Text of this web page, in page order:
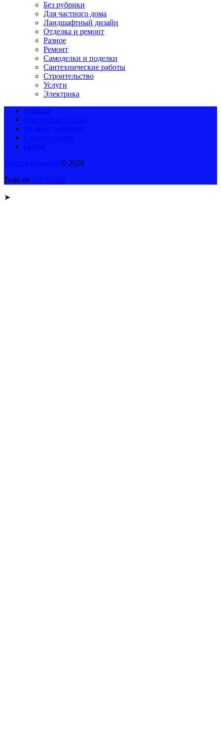
Без рубрики
Для частного дома
Ландшафтный дизайн
Отделка и ремонт
Разное
Ремонт
Самоделки и поделки
Сантехнические работы
Строительство
Услуги
Электрика
© 2026
Тема от
➤